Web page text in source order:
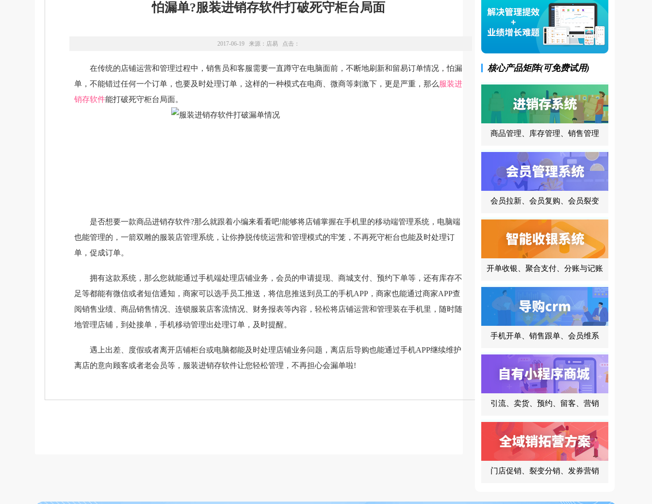
怕漏单?服装进销存软件打破死守柜台局面
2017-06-19 来源： 店易 点击：
在传统的店铺运营和管理过程中，销售员和客服需要一直蹲守在电脑面前，不断地刷新和留易订单情况，怕漏
单，不能错过任何一个订单，也要及时处理订单，这样的一种模式在电商、微商等刺激下，更是严重，那么 服装进
销存软件能打破死守柜台局面。
是否想要一款商品进销存软件?那么就跟着小编来看看吧!能够将店铺掌握在手机里的移动端管理系统，电脑端
也能管理的，一箭双雕的服装店管理系统，让你挣脱传统运营和管理模式的牢笼，不再死守柜台也能及时处理订
单，促成订单。
拥有这款系统，那么您就能通过手机端处理店铺业务，会员的申请提现、商城支付、预约下单等，还有库存不
足等都能有微信或者短信通知，商家可以选手员工推送，将信息推送到员工的手机APP，商家也能通过商家APP查
阅销售业绩、商品销售情况、连锁服装店客流情况、财务报表等内容，轻松将店铺运营和管理装在手机里，随时随
地管理店铺，到处接单，手机移动管理出处理订单，及时提醒。
遇上出差、度假或者离开店铺柜台或电脑都能及时处理店铺业务问题，离店后导购也能通过手机APP继续维护
离店的意向顾客或者老会员等，服装进销存软件让您轻松管理，不再担心会漏单啦!
核心产品矩阵(可免费试用)
商品管理、库存管理、销售管理
会员拉新、会员复购、会员裂变
开单收银、聚合支付、分账与记账
手机开单、销售跟单、会员维系
引流、卖货、预约、留客、营销
门店促销、裂变分销、发券营销